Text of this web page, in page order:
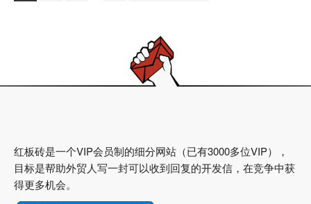
红板砖是一个VIP会员制的细分网站（已有3000多位VIP），
目标是帮助外贸人写一封可以收到回复的开发信，在竞争中获
得更多机会。